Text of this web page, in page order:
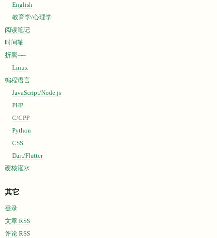
English
教育学/心理学
阅读笔记
时间轴
折腾=-=
Linux
编程语言
JavaScript/Node.js
PHP
C/CPP
Python
CSS
Dart/Flutter
硬核灌水
其它
登录
文章 RSS
评论 RSS